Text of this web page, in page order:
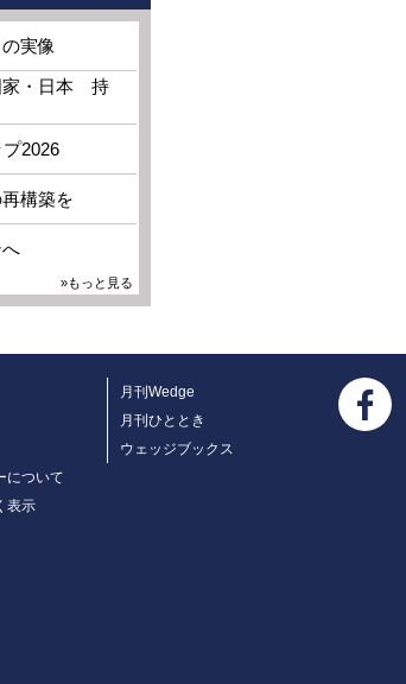
実像
家・日本 持
2026
構築を
»もっと見る
について
表示
月刊Wedge
月刊ひととき
ウェッジブックス